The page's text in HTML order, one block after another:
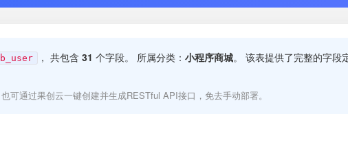
， 共包含 31 个字段。 所属分类： 小程序商城。 该表提供了完整的字段
通过果创云一键创建并生成RESTful API接口，免去手动部署。